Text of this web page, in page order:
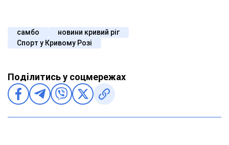
самбо
новини кривий ріг
Спорт у Кривому Розі
Поділитись у соцмережах